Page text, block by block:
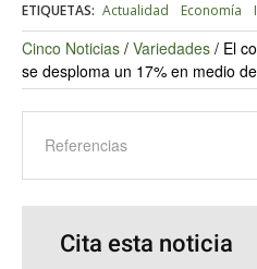
ETIQUETAS: Actualidad Economía
Cinco Noticias / Variedades / El
se desploma un 17% en medio
Referencias
Cita esta noticia